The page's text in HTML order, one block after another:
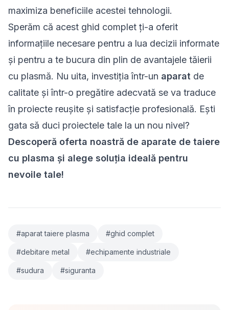
maximiza beneficiile acestei tehnologii.
Sperăm că acest ghid complet ți-a oferit
informațiile necesare pentru a lua decizii informate
și pentru a te bucura din plin de avantajele tăierii
cu plasmă. Nu uita, investiția într-un aparat de
calitate și într-o pregătire adecvată se va traduce
în proiecte reușite și satisfacție profesională. Ești
gata să duci proiectele tale la un nou nivel?
Descoperă oferta noastră de aparate de taiere
cu plasma și alege soluția ideală pentru
nevoile tale!
#aparat taiere plasma #ghid complet
#debitare metal #echipamente industriale
#sudura #siguranta